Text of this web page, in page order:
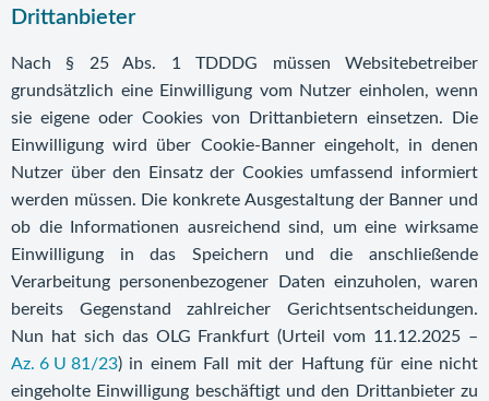
Drittanbieter
Nach § 25 Abs. 1 TDDDG müssen Websitebetreiber
grundsätzlich eine Einwilligung vom Nutzer einholen, wenn
sie eigene oder Cookies von Drittanbietern einsetzen. Die
Einwilligung wird über Cookie-Banner eingeholt, in denen
Nutzer über den Einsatz der Cookies umfassend informiert
werden müssen. Die konkrete Ausgestaltung der Banner und
ob die Informationen ausreichend sind, um eine wirksame
Einwilligung in das Speichern und die anschließende
Verarbeitung personenbezogener Daten einzuholen, waren
bereits Gegenstand zahlreicher Gerichtsentscheidungen.
Nun hat sich das OLG Frankfurt (Urteil vom 11.12.2025 –
Az. 6 U 81/23) in einem Fall mit der Haftung für eine nicht
eingeholte Einwilligung beschäftigt und den Drittanbieter zu